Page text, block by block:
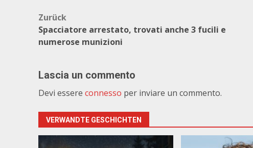
Beitragsnavigation
Zurück
Spacciatore arrestato, trovati anche 3 fucili e
numerose munizioni
Lascia un commento
Devi essere connesso per inviare un commento.
VERWANDTE GESCHICHTEN